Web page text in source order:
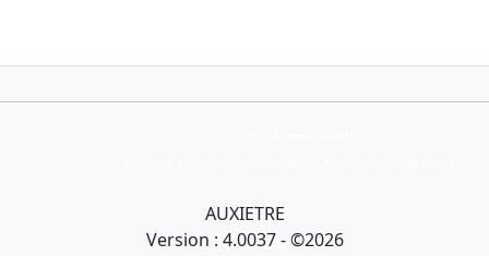
AUXIETRE
Version : 4.0037 - ©2026